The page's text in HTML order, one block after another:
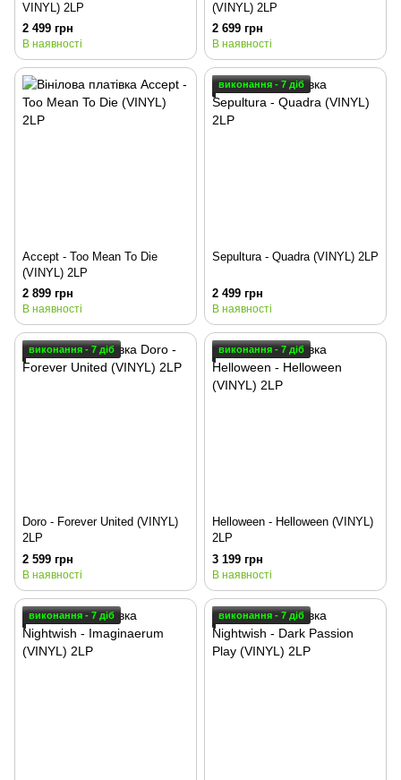
VINYL) 2LP
2 499 грн
В наявності
(VINYL) 2LP
2 699 грн
В наявності
Accept - Too Mean To Die
(VINYL) 2LP
2 899 грн
В наявності
виконання - 7 діб
Sepultura - Quadra (VINYL) 2LP
2 499 грн
В наявності
виконання - 7 діб
Doro - Forever United (VINYL)
2LP
2 599 грн
В наявності
виконання - 7 діб
Helloween - Helloween (VINYL)
2LP
3 199 грн
В наявності
виконання - 7 діб виконання - 7 діб